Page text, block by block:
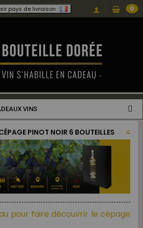
pays de livraison : 0
VINS
PINOT NOIR 6 BOUTEILLES
pour faire découvrir le cépage